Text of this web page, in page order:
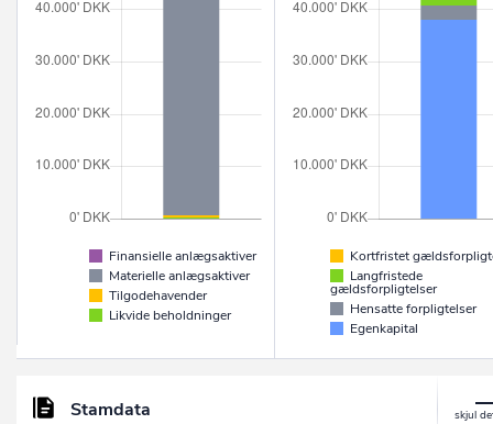
Finansielle anlægsaktiver
Materielle anlægsaktiver
Tilgodehavender
Likvide beholdninger
Kortfristet
Langfristede
gældsforpligtelser
Hensatte forpligtelser
Egenkapital
Stamdata